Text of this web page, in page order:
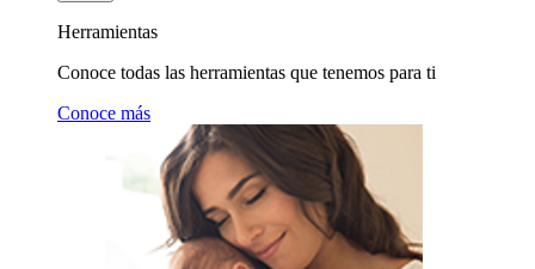
Herramientas
Conoce todas las herramientas que tenemos para ti
Conoce más